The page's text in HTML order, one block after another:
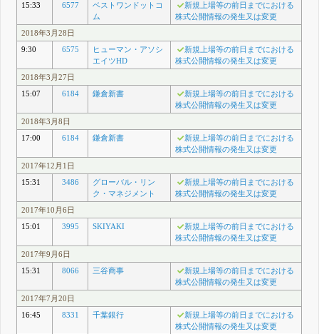
15:33
6577
ベストワンドットコ
ム
新規上場等の前日までにおける
株式公開情報の発生又は変更
2018年3月28日
9:30
6575
ヒューマン・アソシ
エイツHD
新規上場等の前日までにおける
株式公開情報の発生又は変更
2018年3月27日
15:07
6184 鎌倉新書
新規上場等の前日までにおける
株式公開情報の発生又は変更
2018年3月8日
17:00
6184 鎌倉新書
新規上場等の前日までにおける
株式公開情報の発生又は変更
2017年12月1日
15:31
3486
グローバル・リン
ク・マネジメント
新規上場等の前日までにおける
株式公開情報の発生又は変更
2017年10月6日
15:01
3995 SKIYAKI
新規上場等の前日までにおける
株式公開情報の発生又は変更
2017年9月6日
15:31
8066 三谷商事
新規上場等の前日までにおける
株式公開情報の発生又は変更
2017年7月20日
16:45
8331 千葉銀行
新規上場等の前日までにおける
株式公開情報の発生又は変更